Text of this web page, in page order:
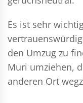
Es ist sehr
den Umzug zu
Muri umziehen,
anderen Ort